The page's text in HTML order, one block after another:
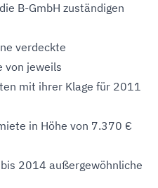
B-GmbH zuständigen
verdeckte
von jeweils
mit ihrer Klage für 2011
in Höhe von 7.370 €
2014 außergewöhnliche